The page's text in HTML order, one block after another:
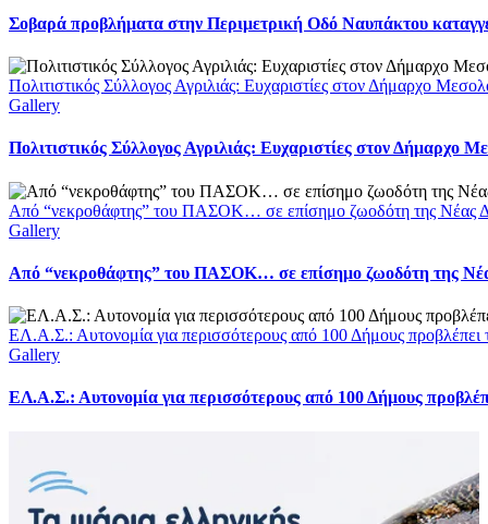
Σοβαρά προβλήματα στην Περιμετρική Οδό Ναυπάκτου
Πολιτιστικός Σύλλογος Αγριλιάς: Ευχαριστίες στον Δήμαρχο
Gallery
Πολιτιστικός Σύλλογος Αγριλιάς: Ευχαριστίες στον Δήμαρχο
Από “νεκροθάφτης” του ΠΑΣΟΚ… σε επίσημο ζωοδότη της Νέας
Gallery
Από “νεκροθάφτης” του ΠΑΣΟΚ… σε επίσημο ζωοδότη της
ΕΛ.Α.Σ.: Αυτονομία για περισσότερους από 100 Δήμους
Gallery
ΕΛ.Α.Σ.: Αυτονομία για περισσότερους από 100 Δήμους